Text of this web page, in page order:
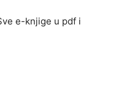
e-knjige u pdf i